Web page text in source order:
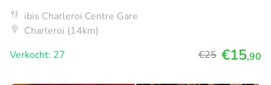
ibis Charleroi Centre Gare
Charleroi (14km)
Verkocht: 27
€25 €15,90